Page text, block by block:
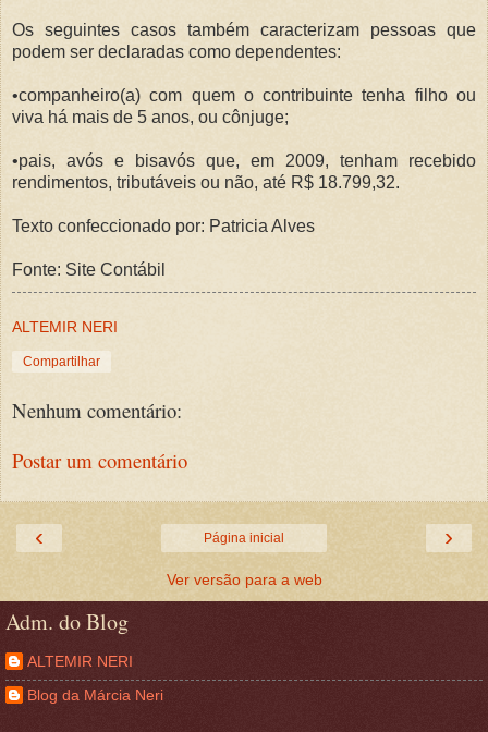
Os seguintes casos também caracterizam pessoas que
podem ser declaradas como dependentes:
•companheiro(a) com quem o contribuinte tenha filho ou
viva há mais de 5 anos, ou cônjuge;
•pais, avós e bisavós que, em 2009, tenham recebido
rendimentos, tributáveis ou não, até R$ 18.799,32.
Texto confeccionado por: Patricia Alves
Fonte: Site Contábil
ALTEMIR NERI
Compartilhar
Nenhum comentário:
Postar um comentário
‹ ›
Página inicial
Ver versão para a web
Adm. do Blog
ALTEMIR NERI
Blog da Márcia Neri